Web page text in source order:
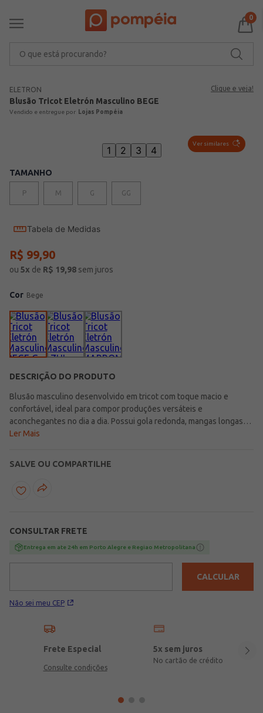
0
ELETRON Clique e veja!
Blusão Tricot Eletrón Masculino BEGE
Lojas Pompéia
Ver similares
1 2 3 4
TAMANHO
P M G GG
Tabela de Medidas
R$ 99,90
ou 5x de R$ 19,98 sem juros
Cor Bege
DESCRIÇÃO DO PRODUTO
Blusão masculino desenvolvido em tricot com toque macio e
confortável, ideal para compor produções versáteis e
aconchegantes no dia a dia. Possui gola redonda, mangas longas
com punho e acabamentos em pontos canelados que garantem um
que adiciona um toque sofisticado e elegante ao visual. Uma peça
básica e cheia de estilo, perfeita para complementar looks
confortáveis e modernos nos dias mais fresquinhos!\n\nTecido:
Ler Mais
SALVE OU COMPARTILHE
CONSULTAR FRETE
Entrega em ate 24h em Porto Alegre e Regiao Metropolitana
Não sei meu CEP
CALCULAR
Frete Especial
Consulte condições
5x sem juros
No cartão de crédito